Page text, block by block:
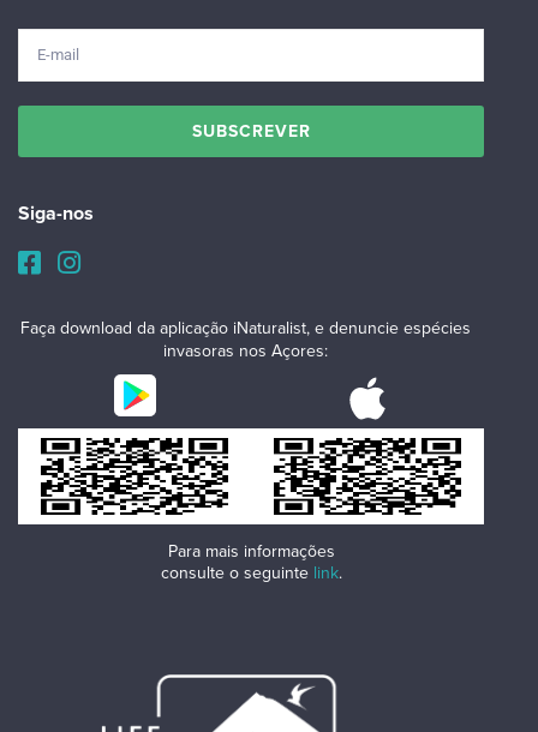
Siga-nos
Faça download da aplicação iNaturalist, e denuncie espécies
invasoras nos Açores:
Para mais informações
consulte o seguinte link.